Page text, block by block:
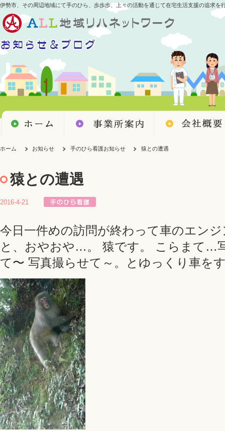
伊勢市、その周辺地域にて手のひら、歩歩歩、上々の活動を通じて在宅生活支援の追求を
ホーム お知らせ 手のひら看護お知らせ 猿との遭遇
猿との遭遇
2016-4-21
今日一件めの訪問が終わって車のエン
と、おやおや…。 猿です。 こらまて…
て〜 写真撮らせて～。とゆっくり車を